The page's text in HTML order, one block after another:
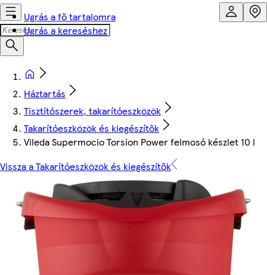
Ugrás a fő tartalomra
Ugrás a kereséshez
Háztartás
Tisztítószerek, takarítóeszközök
Takarítóeszközök és kiegészítők
Vileda Supermocio Torsion Power felmosó készlet 10 l
Vissza a Takarítóeszközök és kiegészítők